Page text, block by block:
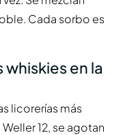
Cada sorbo es
en la
licorerías más
12, se agotan